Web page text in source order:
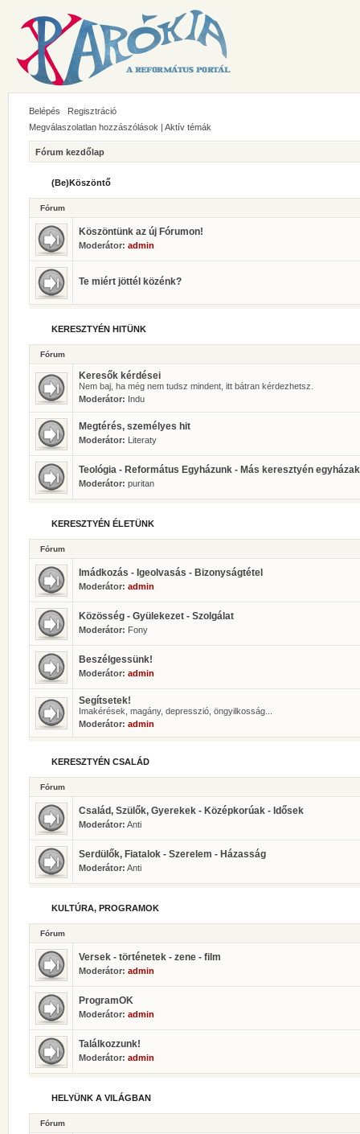
Belépés
Regisztráció
Megválaszolatlan hozzászólások | Aktív témák
Fórum kezdőlap
(Be)Köszöntő
Fórum
Köszöntünk az új Fórumon!
Moderátor: admin
Te miért jöttél közénk?
KERESZTYÉN HITÜNK
Fórum
Keresők kérdései
Nem baj, ha még nem tudsz mindent, itt bátran kérdezhetsz.
Moderátor: Indu
Megtérés, személyes hit
Moderátor: Literaty
Teológia - Református Egyházunk - Más keresztyén egyházak
Moderátor: puritan
KERESZTYÉN ÉLETÜNK
Fórum
Imádkozás - Igeolvasás - Bizonyságtétel
Moderátor: admin
Közösség - Gyülekezet - Szolgálat
Moderátor: Fony
Beszélgessünk!
Moderátor: admin
Segítsetek!
Imakérések, magány, depresszió, öngyilkosság...
Moderátor: admin
KERESZTYÉN CSALÁD
Fórum
Család, Szülők, Gyerekek - Középkorúak - Idősek
Moderátor: Anti
Serdülők, Fiatalok - Szerelem - Házasság
Moderátor: Anti
KULTÚRA, PROGRAMOK
Fórum
Versek - történetek - zene - film
Moderátor: admin
ProgramOK
Moderátor: admin
Találkozzunk!
Moderátor: admin
HELYÜNK A VILÁGBAN
Fórum